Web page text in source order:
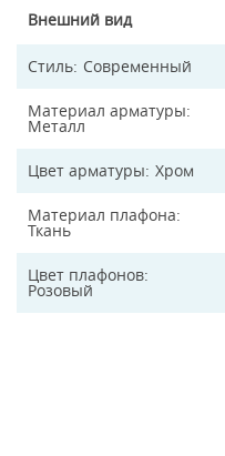
Внешний вид
Стиль Современный
Материал арматуры
Металл
Цвет арматуры Хром
Материал плафона
Ткань
Цвет плафонов
Розовый